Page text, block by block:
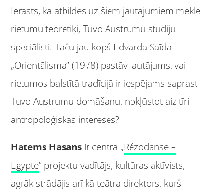
Ierasts, ka atbildes uz šiem jautājumiem meklē
rietumu teorētiķi, Tuvo Austrumu studiju
speciālisti. Taču jau kopš Edvarda Saīda
„Orientālisma” (1978) pastāv jautājums, vai
rietumos balstītā tradīcijā ir iespējams saprast
Tuvo Austrumu domāšanu, nokļūstot aiz tīri
antropoloģiskas intereses?
Hatems Hasans ir centra „Rézodanse –
Egypte” projektu vadītājs, kultūras aktīvists,
agrāk strādājis arī kā teātra direktors, kurš